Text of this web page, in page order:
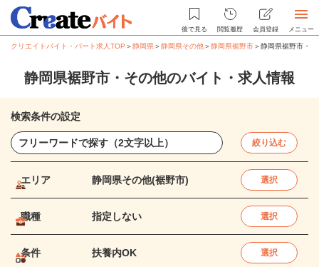
後で見る 閲覧履歴 会員登録 メニュー
クリエイトバイト・パート求人TOP ＞静岡県＞静岡県その他＞静岡県裾野市＞静岡県裾野市・
静岡県裾野市・その他のバイト・求人情報
検索条件の設定
絞り込む
エリア 静岡県その他(裾野市) 選択
職種 指定しない 選択
条件 扶養内OK 選択